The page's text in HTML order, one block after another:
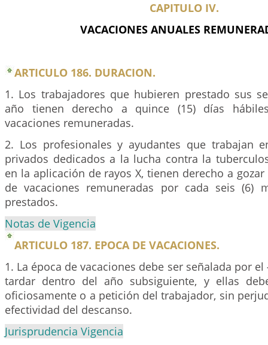
CAPITULO IV.
VACACIONES ANUALES
ARTICULO 186. DURACION.
1. Los trabajadores que hubieren prestado sus
año tienen derecho a quince (15) días
vacaciones remuneradas.
2. Los profesionales y ayudantes que trabajan
privados dedicados a la lucha contra la
en la aplicación de rayos X, tienen derecho a
de vacaciones remuneradas por cada seis (6)
prestados.
Notas de Vigencia
ARTICULO 187. EPOCA DE VACACIONES.
1. La época de vacaciones debe ser señalada por
tardar dentro del año subsiguiente, y ellas
oficiosamente o a petición del trabajador, sin
efectividad del descanso.
Jurisprudencia Vigencia